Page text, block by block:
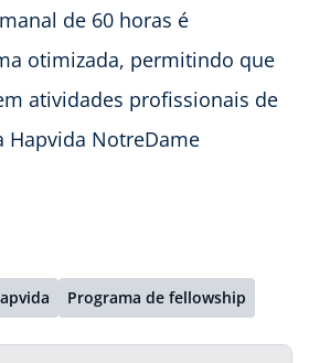
de 60 horas é
otimizada, permitindo que
atividades profissionais de
NotreDame
Programa de fellowship